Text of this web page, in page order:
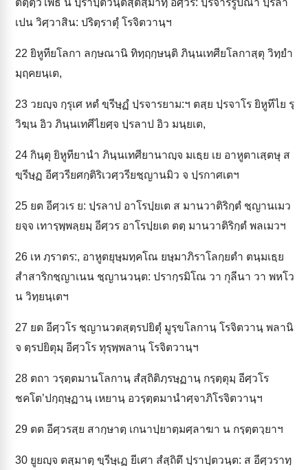
ตตฺตฺวโพธํ น ปฺราปฺตวนฺตสฺตสฺมาทฺ อีศฺวร: ปฺรจารรูปิณา ปฺรลา
เปน วิศฺวาสิน: ปริตฺราตุํ โรจิตวานฺฯ
22 ยิหูทียโลกา ลกฺษณานิ ทิทฺฤกฺษนฺติ ภินฺนเทศียโลกาสฺตุ วิทฺยำ
มฺฤคยนฺเต,
23 วยญฺจ กฺรุเศ หตํ ขฺรีษฺฏํ ปฺรจารยาม:ฯ ตสฺย ปฺรจาโร ยิหูทีไย รฺ
วิฆฺน อิว ภินฺนเทศีไยศฺจ ปฺรลาป อิว มนฺยเต,
24 กินฺตุ ยิหูทียานำ ภินฺนเทศียานาญฺจ มเธฺย เย อาหูตาเสฺตษุ ส
ขฺรีษฺฏ อีศฺวรียศกฺติริเวศฺวรียชฺญานมิว จ ปฺรกาศเตฯ
25 ยต อีศฺวเร ย: ปฺรลาป อาโรปฺยเต ส มานวาติริกฺตํ ชฺญานเมว
ยจฺจ เทารฺพฺพลฺยมฺ อีศฺวร อาโรปฺยเต ตตฺ มานวาติริกฺตํ พลเมวฯ
26 เห ภฺราตร:, อาหูตยุษฺมทฺคโณ ยษฺมาภิราโลกฺยตำ ตนฺมเธฺย
สำสาริกชฺญาเนน ชฺญานวนฺต: ปรากฺรมิโณ วา กุลีนา วา พหโว
น วิทฺยนฺเตฯ
27 ยต อีศฺวโร ชฺญานวตสฺตฺรปยิตุํ มูรฺขโลกานฺ โรจิตวานฺ พลานิ
จ ตฺรปยิตุมฺ อีศฺวโร ทุรฺพฺพลานฺ โรจิตวานฺฯ
28 ตถา วรฺตฺตมานโลกานฺ สํสฺถิติภฺรษฺฏานฺ กรฺตฺตุมฺ อีศฺวโร
ชคโต’ปกฺฤษฺฏานฺ เหยานฺ อวรฺตฺตมานำศฺจาภิโรจิตวานฺฯ
29 ตต อีศฺวรสฺย สากฺษาตฺ เกนาปฺยาตฺมศฺลาฆา น กรฺตฺตวฺยาฯ
30 ยูยญฺจ ตสฺมาตฺ ขฺรีษฺเฏ ยีเศา สํสฺถิตึ ปฺราปฺตวนฺต: ส อีศฺวราทฺ